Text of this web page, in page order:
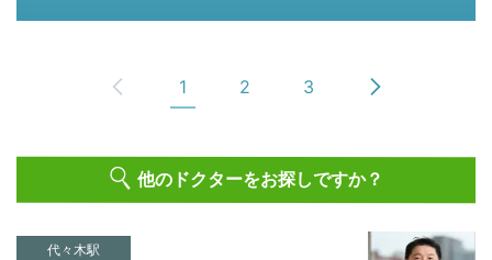
1 2 3
他のドクターをお探しですか？
代々木駅